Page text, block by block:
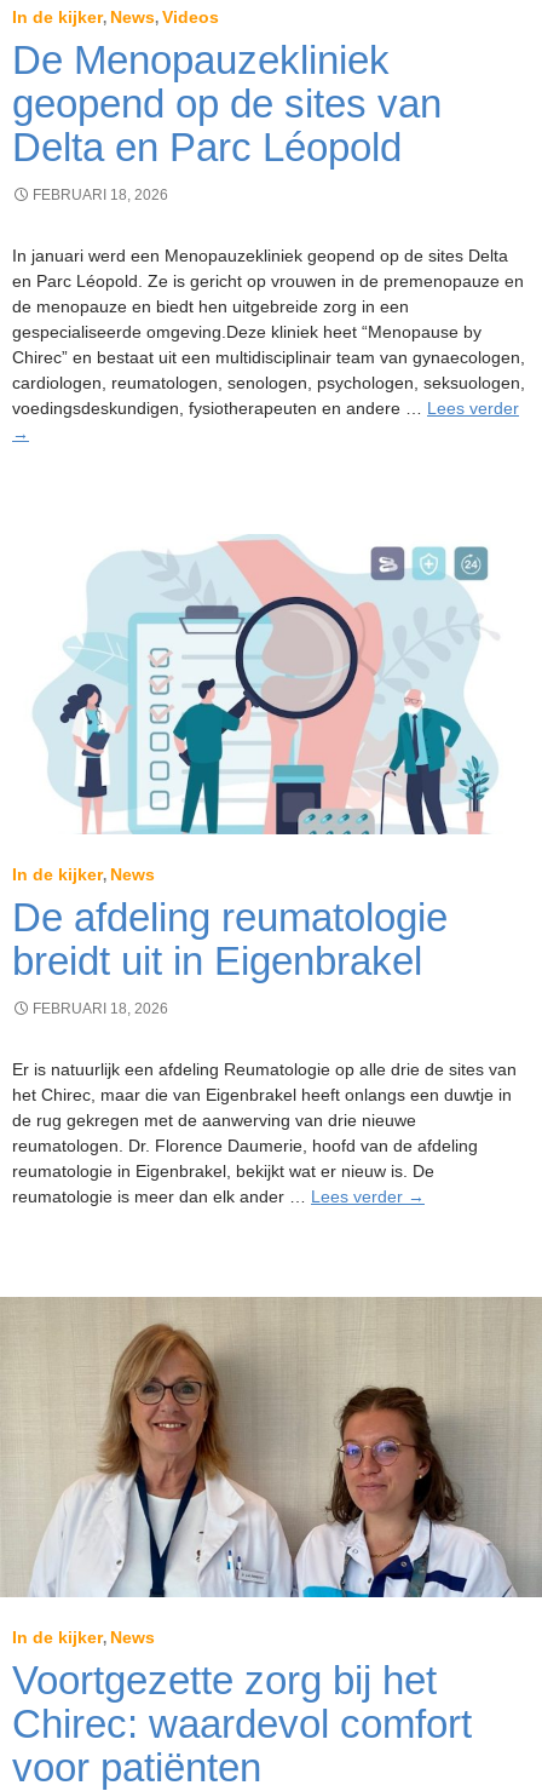
te
behandelen
In de kijker, News, Videos
De Menopauzekliniek
geopend op de sites van
Delta en Parc Léopold
FEBRUARI 18, 2026
In januari werd een Menopauzekliniek geopend op de sites Delta
en Parc Léopold. Ze is gericht op vrouwen in de premenopauze en
de menopauze en biedt hen uitgebreide zorg in een
gespecialiseerde omgeving.Deze kliniek heet “Menopause by
Chirec” en bestaat uit een multidisciplinair team van gynaecologen,
cardiologen, reumatologen, senologen, psychologen, seksuologen,
voedingsdeskundigen, fysiotherapeuten en andere … Lees verderDe
→
In de kijker, News
De afdeling reumatologie
breidt uit in Eigenbrakel
FEBRUARI 18, 2026
Er is natuurlijk een afdeling Reumatologie op alle drie de sites van
het Chirec, maar die van Eigenbrakel heeft onlangs een duwtje in
de rug gekregen met de aanwerving van drie nieuwe
reumatologen. Dr. Florence Daumerie, hoofd van de afdeling
reumatologie in Eigenbrakel, bekijkt wat er nieuw is. De
reumatologie is meer dan elk ander … Lees verder De
uit
→
In de kijker, News
Voortgezette zorg bij het
Chirec: waardevol comfort
voor patiënten